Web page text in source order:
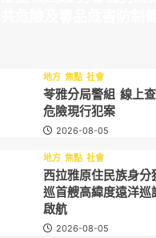
危險及毒品危害防制條
地方 焦點 社會
苓雅分局警組 線上
危險現行犯案
2026-08-05
地方 焦點 社會
西拉雅原住民族身分
巡首艘高緯度遠洋巡
啟航
2026-08-05